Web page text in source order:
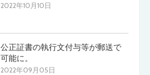
2022年10月10日
公正証書の執行文付与等が郵送で
可能に。
2022年09月05日